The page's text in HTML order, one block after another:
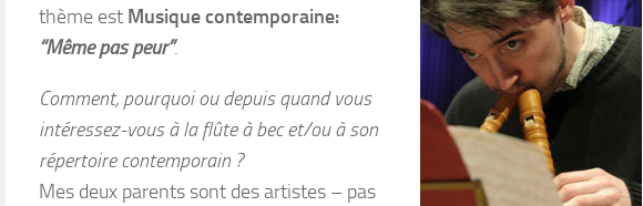
thème est Musique contemporaine:
“Même pas peur”.
Comment, pourquoi ou depuis quand vous
intéressez-vous à la flûte à bec et/ou à son
répertoire contemporain ?
Mes deux parents sont des artistes – pas